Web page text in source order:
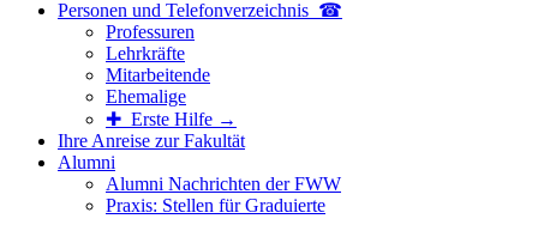
Personen und Telefon­verzeichnis ☎
Professuren
Lehrkräfte
Mitarbeitende
Ehemalige
✚ Erste Hilfe →
Ihre Anreise zur Fakultät
Alumni
Alumni Nachrichten der FWW
Praxis: Stellen für Graduierte